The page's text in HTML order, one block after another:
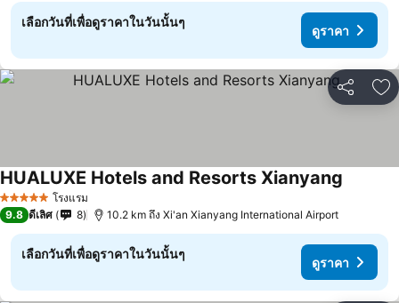
เลือกวันที่เพื่อดูราคาในวันนั้นๆ
ดูราคา
แชร์ เ
5 ดาว โรงแรม
HUALUXE Hotels and Resorts Xianyang
9.8 ดีเลิศ 8 10.2 km ถึง Xi'an Xianyang International Airport
เลือกวันที่เพื่อดูราคาในวันนั้นๆ
ดูราคา